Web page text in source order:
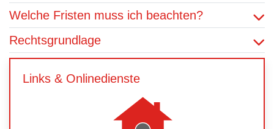
Welche Fristen muss ich beachten?
Rechtsgrundlage
Links & Onlinedienste